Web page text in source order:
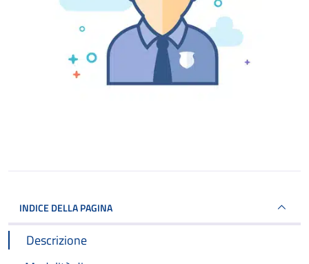
INDICE DELLA PAGINA
Descrizione